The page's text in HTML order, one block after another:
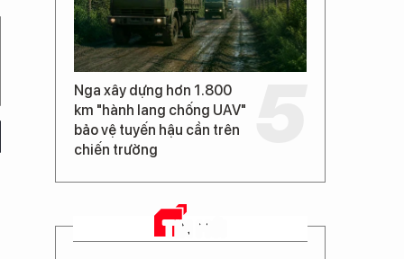
Nga xây dựng hơn 1.800
km "hành lang chống UAV"
bảo vệ tuyến hậu cần trên
chiến trường
TIN MỚI